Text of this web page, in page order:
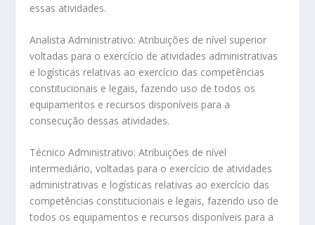
essas atividades.
Analista Administrativo: Atribuições de nível superior
voltadas para o exercício de atividades administrativas
e logísticas relativas ao exercício das competências
constitucionais e legais, fazendo uso de todos os
equipamentos e recursos disponíveis para a
consecução dessas atividades.
Técnico Administrativo: Atribuições de nível
intermediário, voltadas para o exercício de atividades
administrativas e logísticas relativas ao exercício das
competências constitucionais e legais, fazendo uso de
todos os equipamentos e recursos disponíveis para a